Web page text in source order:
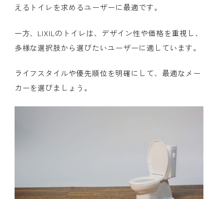
えるトイレを求めるユーザーに最適です。
一方、LIXILのトイレは、デザイン性や価格を重視し、
多様な選択肢から選びたいユーザーに適しています。
ライフスタイルや優先順位を明確にして、最適なメー
カーを選びましょう。